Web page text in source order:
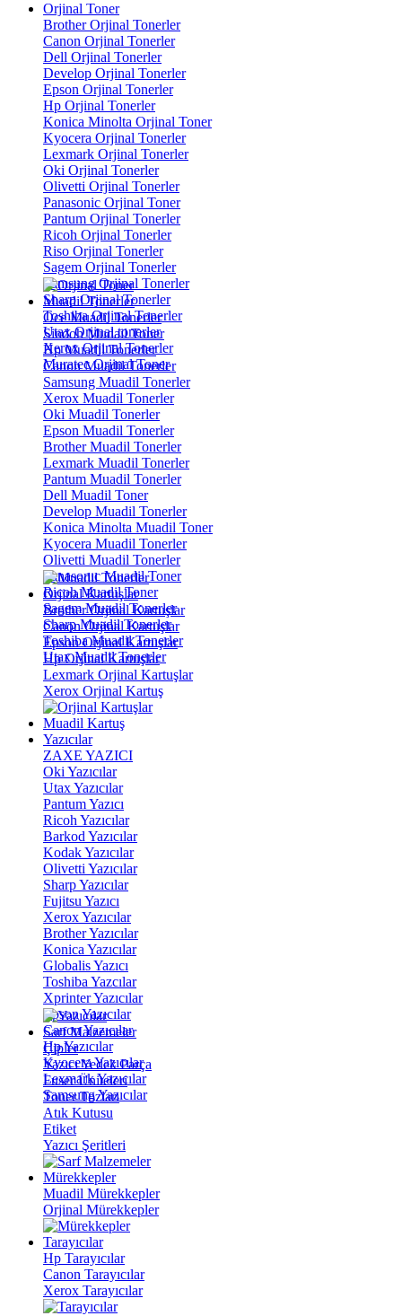
Orjinal Toner
Brother Orjinal Tonerler
Canon Orjinal Tonerler
Dell Orjinal Tonerler
Develop Orjinal Tonerler
Epson Orjinal Tonerler
Hp Orjinal Tonerler
Konica Minolta Orjinal Toner
Kyocera Orjinal Tonerler
Lexmark Orjinal Tonerler
Oki Orjinal Tonerler
Olivetti Orjinal Tonerler
Panasonic Orjinal Toner
Pantum Orjinal Tonerler
Ricoh Orjinal Tonerler
Riso Orjinal Tonerler
Sagem Orjinal Tonerler
Samsung Orjinal Tonerler
Sharp Orjinal Tonerler
Toshiba Orjinal Tonerler
Utax Orjinal tonerler
Xerox Orjinal Tonerler
Muratec Orjinal Toner
Muadil Tonerler
Oce Muadil Tonerler
Sindoh Mudail Toner
Hp Muadil Tonerler
Canon Muadil Tonerler
Samsung Muadil Tonerler
Xerox Muadil Tonerler
Oki Muadil Tonerler
Epson Muadil Tonerler
Brother Muadil Tonerler
Lexmark Muadil Tonerler
Pantum Muadil Tonerler
Dell Muadil Toner
Develop Muadil Tonerler
Konica Minolta Muadil Toner
Kyocera Muadil Tonerler
Olivetti Muadil Tonerler
Panasonıc Muadil Toner
Ricoh Muadil Toner
Sagem Muadil Tonerler
Sharp Muadil Tonerler
Toshiba Muadil Tonerler
Utax Muadil Tonerler
Orjinal Kartuşlar
Brother Orjinal Kartuşlar
Canon Orjinal Kartuşlar
Epson Orjinal Kartuşlar
Hp Orjinal Kartuşlar
Lexmark Orjinal Kartuşlar
Xerox Orjinal Kartuş
Muadil Kartuş
Yazıcılar
ZAXE YAZICI
Oki Yazıcılar
Utax Yazıcılar
Pantum Yazıcı
Ricoh Yazıcılar
Barkod Yazıcılar
Kodak Yazıcılar
Olivetti Yazıcılar
Sharp Yazıcılar
Fujitsu Yazıcı
Xerox Yazıcılar
Brother Yazıcılar
Konica Yazıcılar
Globalis Yazıcı
Toshiba Yazcılar
Xprinter Yazıcılar
Epson Yazıcılar
Canon Yazıcılar
Hp Yazıcılar
Kyocera Yazıcılar
Lexmark Yazıcılar
Samsung Yazıcılar
Sarf Malzemeler
Çipler
Yazıcı Yedek Parça
Fuser Üniteleri
Toner Tozları
Atık Kutusu
Etiket
Yazıcı Şeritleri
Mürekkepler
Muadil Mürekkepler
Orjinal Mürekkepler
Tarayıcılar
Hp Tarayıcılar
Canon Tarayıcılar
Xerox Tarayıcılar